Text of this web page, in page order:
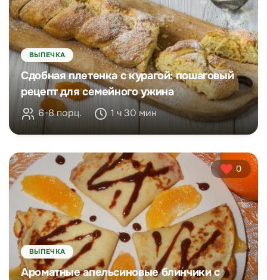
ВЫПЕЧКА
Сдобная плетенка с курагой: пошаговый
рецепт для семейного ужина
6-8 порц. 1 ч 30 мин
0
ВЫПЕЧКА
Ароматные апельсиновые блинчики с